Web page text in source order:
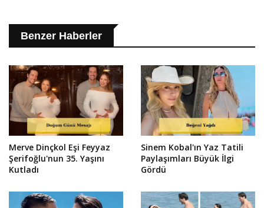
Benzer Haberler
Merve Dinçkol Eşi Feyyaz
Şerifoğlu'nun 35. Yaşını
Kutladı
Sinem Kobal'ın Yaz Tatili
Paylaşımları Büyük İlgi
Gördü